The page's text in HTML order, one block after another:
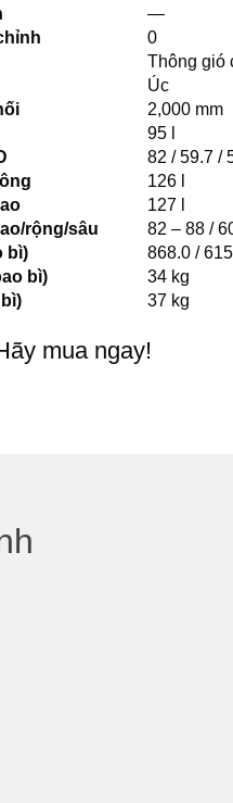
—
0
Thông gió
Úc
2,000 mm
95 l
82 / 59.7 /
126 l
127 l
rộng/sâu
82 – 88 /
bì)
868.0 /
bì)
34 kg
37 kg
mua ngay!